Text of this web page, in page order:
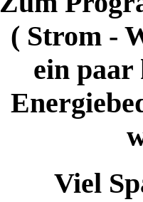
( Strom -
ein paar
Viel